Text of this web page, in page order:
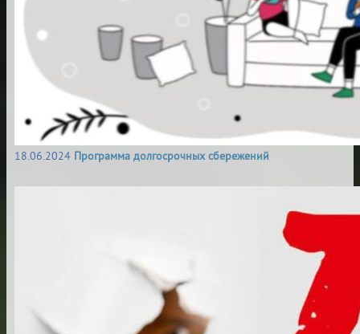
18.06.2024 Программа долгосрочных сбережений